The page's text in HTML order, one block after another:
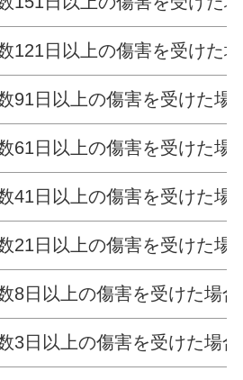
121 日以上の傷害を受けた
91 日以上の傷害を受けた場
61 日以上の傷害を受けた場
41 日以上の傷害を受けた場
21 日以上の傷害を受けた場
8日以上の傷害を受けた場合
3日以上の傷害を受けた場合